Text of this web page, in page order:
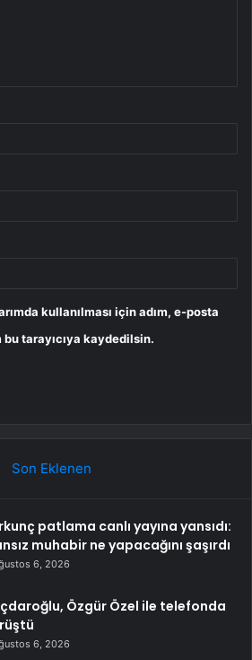
kullanılması için adım, e-posta
tarayıcıya kaydedilsin.
Son Eklenen
patlama canlı yayına yansıdı:
muhabir ne yapacağını şaşırdı
6, 2026
Özgür Özel ile telefonda
6, 2026